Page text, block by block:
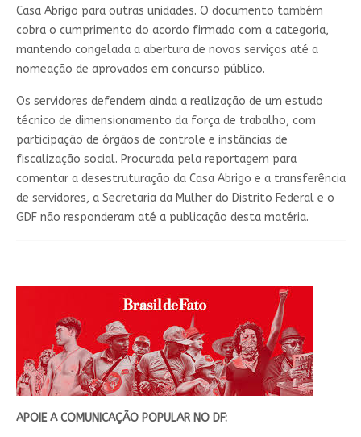
Casa Abrigo para outras unidades. O documento também
cobra o cumprimento do acordo firmado com a categoria,
mantendo congelada a abertura de novos serviços até a
nomeação de aprovados em concurso público.
Os servidores defendem ainda a realização de um estudo
técnico de dimensionamento da força de trabalho, com
participação de órgãos de controle e instâncias de
fiscalização social. Procurada pela reportagem para
comentar a desestruturação da Casa Abrigo e a transferência
de servidores, a Secretaria da Mulher do Distrito Federal e o
GDF não responderam até a publicação desta matéria.
APOIE A COMUNICAÇÃO POPULAR NO DF: